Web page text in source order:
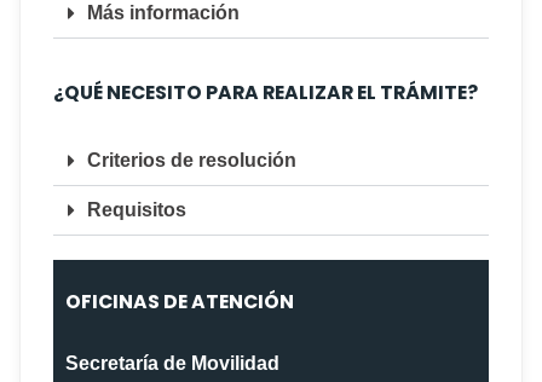
Más información
¿QUÉ NECESITO PARA REALIZAR EL TRÁMITE?
Criterios de resolución
Requisitos
OFICINAS DE ATENCIÓN
Secretaría de Movilidad